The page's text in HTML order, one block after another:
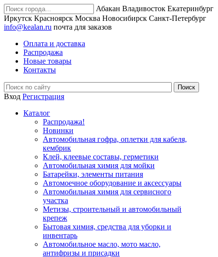
Абакан Владивосток Екатеринбург
Иркутск Красноярск Москва Новосибирск Санкт-Петербург
info@kealan.ru почта для заказов
Оплата и доставка
Распродажа
Новые товары
Контакты
Вход Регистрация
Каталог
Распродажа!
Новинки
Автомобильная гофра, оплетки для кабеля,
кембрик
Клей, клеевые составы, герметики
Автомобильная химия для мойки
Батарейки, элементы питания
Автомоечное оборудование и аксессуары
Автомобильная химия для сервисного
участка
Метизы, строительный и автомобильный
крепеж
Бытовая химия, средства для уборки и
инвентарь
Автомобильное масло, мото масло,
антифризы и присадки